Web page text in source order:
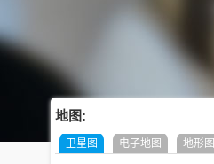
地图:
卫星图 电子地图 地形图